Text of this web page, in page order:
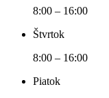
8:00 – 16:00
Štvrtok
8:00 – 16:00
Piatok